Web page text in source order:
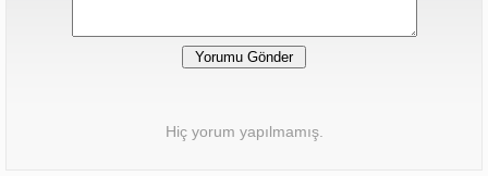
Hiç yorum yapılmamış.